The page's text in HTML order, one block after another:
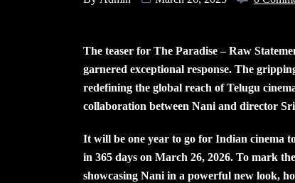
The teaser for The Paradise – Raw
garnered exceptional response. The
redefining the global reach of Telugu
collaboration between Nani and director
It will be one year to go for Indian cinema
in 365 days on March 26, 2026. To mark
showcasing Nani in a powerful new look,